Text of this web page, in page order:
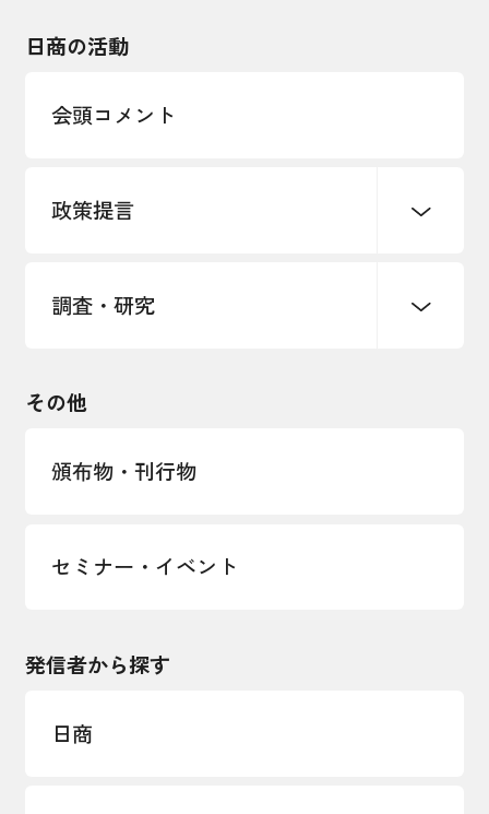
インボイス制度
海外情報レポート
安全保障貿易管理・技術流出防止に関す
経営者保証に関するガイドライン
日商の活動
会頭コメント
政策提言
中小企業経営
国土強靭化・社会基盤整備・震災復興
調査・研究
LOBO調査
その他
頒布物・刊行物
セミナー・イベント
発信者から探す
日商